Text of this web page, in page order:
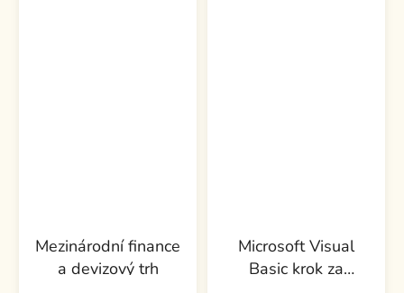
Mezinárodní finance
a devizový trh
Microsoft Visual
Basic krok za